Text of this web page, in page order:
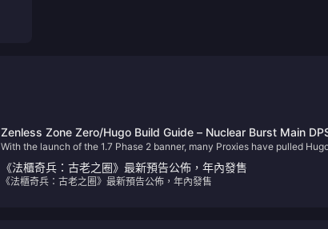
Zenless Zone Zero/Hugo Build Guide – Nuclear Burst Main
With the launch of the 1.7 Phase 2 banner, many Proxies have pulled
This guide covers his optimal builds, including W-Engines, Drive Discs,
compositions, and more to help you maximize his potential.
《法櫃奇兵：古老之圈》最新預告公佈，年內發售
《法櫃奇兵：古老之圈》最新預告公佈，年內發售